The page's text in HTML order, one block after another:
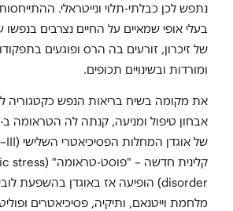
נתפש לכן כבלתי-תלוי ונייטראלי.
בעלי אופי שמאיים על החיים נצרבים בנפשו
של זיכרון, זורעים בה הרס ופוגעים
ומורדות ובשינויים תכופים.
את מקומה בשיח בריאות הנפש כקטגוריה
של אוגדן המחלות הפסיכיאטרי השלישי (III
–
קלינית חדשה – "פוסט-טראומה" (stress
disorder) הופיעה אז באוגדן בהשפעת
מלחמת וייטנאם, ותיקיה, פסיכיאטרים